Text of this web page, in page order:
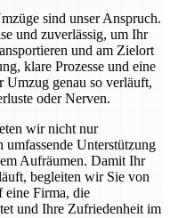
sind unser Anspruch.
und zuverlässig, um Ihr
und am Zielort
klare Prozesse und eine
Umzug genau so verläuft,
oder Nerven.
wir nicht nur
umfassende Unterstützung
Aufräumen. Damit Ihr
begleiten wir Sie von
eine Firma, die
und Ihre Zufriedenheit im